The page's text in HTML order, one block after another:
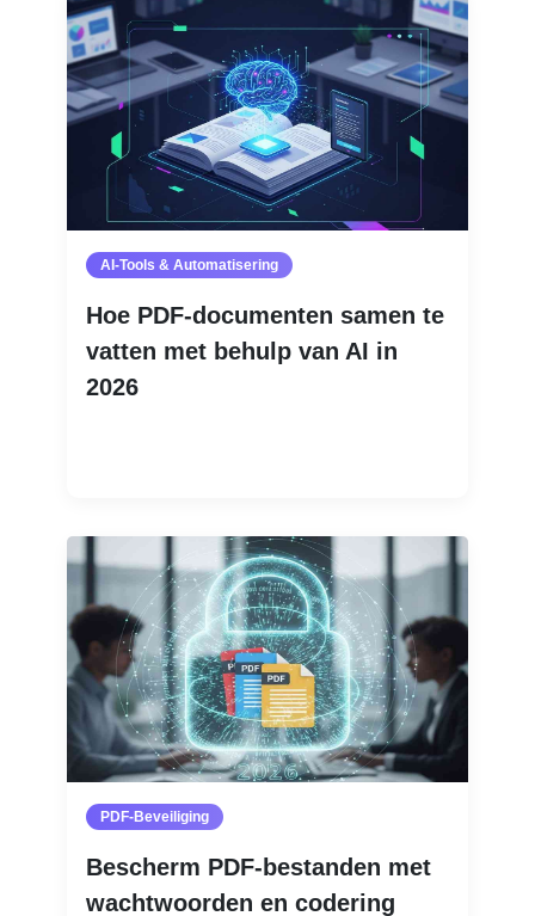
AI-Tools & Automatisering
Hoe PDF-documenten samen te
vatten met behulp van AI in
2026
PDF-Beveiliging
Bescherm PDF-bestanden met
wachtwoorden en codering